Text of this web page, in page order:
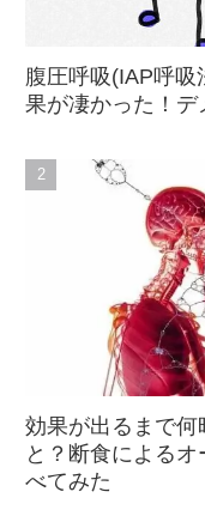
腹圧呼吸(IAP呼吸
果が凄かった！デ
効果が出るまで
と？断食による
べてみた